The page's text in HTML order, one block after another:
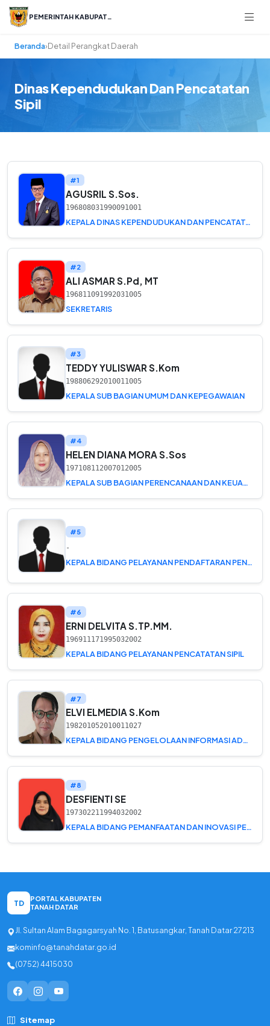
PEMERINTAH KABUPATEN
Beranda›Detail Perangkat Daerah
Dinas Kependudukan Dan Pencatatan
Sipil
#1
AGUSRIL S.Sos.
196808031990091001
KEPALA DINAS KEPENDUDUKAN DAN PENCATATAN SIPIL
#2
ALI ASMAR S.Pd, MT
196811091992031005
SEKRETARIS
#3
TEDDY YULISWAR S.Kom
198806292010011005
KEPALA SUB BAGIAN UMUM DAN KEPEGAWAIAN
#4
HELEN DIANA MORA S.Sos
197108112007012005
KEPALA SUB BAGIAN PERENCANAAN DAN KEUANGAN
#5
-
KEPALA BIDANG PELAYANAN PENDAFTARAN PENDUDUK
#6
ERNI DELVITA S.TP.MM.
196911171995032002
KEPALA BIDANG PELAYANAN PENCATATAN SIPIL
#7
ELVI ELMEDIA S.Kom
198201052010011027
KEPALA BIDANG PENGELOLAAN INFORMASI ADMINISTRASI KEPENDUDUKAN
#8
DESFIENTI SE
197302211994032002
KEPALA BIDANG PEMANFAATAN DAN INOVASI PELAYANAN
TD
PORTAL KABUPATEN
TANAH DATAR
Jl. Sultan Alam Bagagarsyah No. 1, Batusangkar, Tanah Datar 27213
kominfo@tanahdatar.go.id
(0752) 4415030
Sitemap